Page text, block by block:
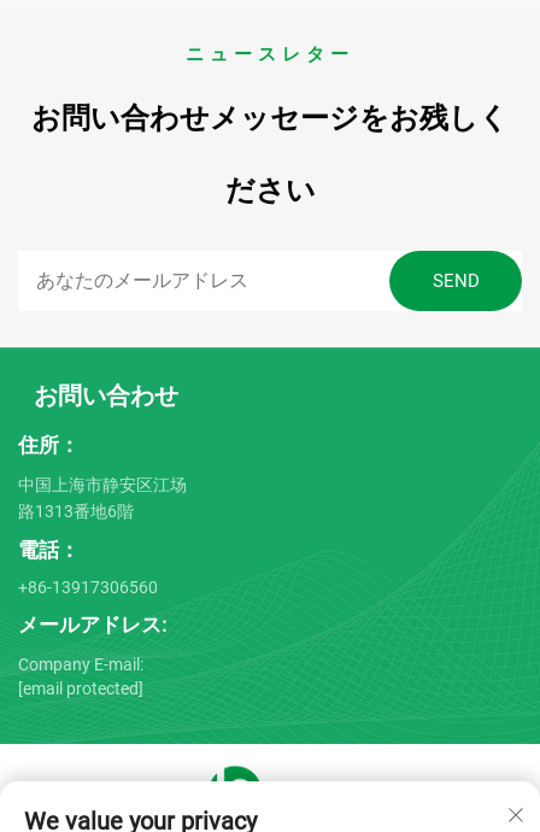
ニュースレター
お問い合わせメッセージをお残しく
ださい
お問い合わせ
住所：
中国上海市静安区江场
路1313番地6階
電話：
+86-13917306560
メールアドレス:
Company E-mail:
[email protected]
We value your privacy